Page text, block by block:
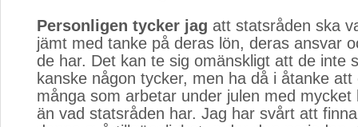
Personligen tycker jag att statsråden ska
jämt med tanke på deras lön, deras ansvar
de har. Det kan te sig omänskligt att de inte
kanske någon tycker, men ha då i åtanke att
många som arbetar under julen med mycket
än vad statsråden har. Jag har svårt att